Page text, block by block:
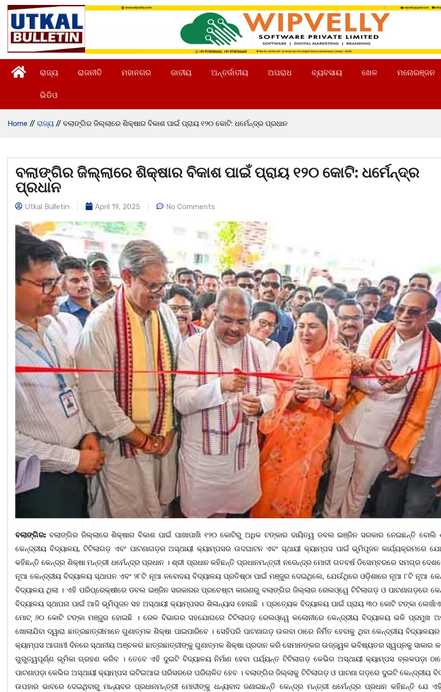
ରାଜ୍ୟ ରାଜନୀତି ମହାନଗର ଜାତୀୟ ଅନ୍ତର୍ଜାତୀୟ ଅପରାଧ ବ୍ୟବସାୟ ଖେଳ ମନୋରଞ୍ଜନ
ଭିଡିଓ
Home // ରାଜ୍ୟ // ବଲାଙ୍ଗିର ଜିଲ୍ଲାରେ ଶିକ୍ଷାର ବିକାଶ ପାଇଁ ପ୍ରାୟ ୧୨୦ କୋଟି: ଧର୍ମେନ୍ଦ୍ର ପ୍ରଧାନ
ବଲାଙ୍ଗିର ଜିଲ୍ଲାରେ ଶିକ୍ଷାର ବିକାଶ ପାଇଁ ପ୍ରାୟ ୧୨୦ କୋଟି: ଧର୍ମେନ୍ଦ୍ର
ପ୍ରଧାନ
Utkal Bulletin April 19, 2025 No Comments
ବଲାଙ୍ଗିର: ବଲାଙ୍ଗିର ଜିଲ୍ଲାରେ ଶିକ୍ଷାର ବିକାଶ ପାଇଁ ପାଖାପାଖି ୧୨୦ କୋଟିରୁ ଅଧିକ ଟଙ୍କାର ଦାୟିତ୍ୱ ଡବଲ ଇଞ୍ଜିନ ସରକାର ନେଇଛନ୍ତି ବୋଲି
କେନ୍ଦ୍ରୀୟ ବିଦ୍ୟାଳୟ, ଟିଟିଲାଗଡ଼ ଏବଂ ପାଟଣାଗଡ଼ର ଅସ୍ଥାୟୀ କ୍ୟାମ୍ପସର ଉଦଘାଟନ ଏବଂ ସ୍ଥାୟୀ କ୍ୟାମ୍ପସ ପାଇଁ ଭୂମିପୂଜନ କାର୍ଯ୍ୟକ୍ରମରେ
କହିଛନ୍ତି କେନ୍ଦ୍ର ଶିକ୍ଷା ମନ୍ତ୍ରୀ ଧର୍ମେନ୍ଦ୍ର ପ୍ରଧାନ । ଶ୍ରୀ ପ୍ରଧାନ କହିଛନ୍ତି ପ୍ରଧାନମନ୍ତ୍ରୀ ନରେନ୍ଦ୍ର ମୋଦୀ ଗତବର୍ଷ ଡିସେମ୍ବରରେ ସମଗ୍ର
ନୂଆ କେନ୍ଦ୍ରୀୟ ବିଦ୍ୟାଳୟ ସ୍ଥାପନ ଏବଂ ୨୮ଟି ନୂଆ ନବୋଦୟ ବିଦ୍ୟାଳୟ ପ୍ରତିଷ୍ଠା ପାଇଁ ମଞ୍ଜୁର ଦେଇଥିଲେ, ଯେଉଁଥିରେ ଓଡ଼ିଶାରେ ନୂଆ ୮ଟି ନୂଆ
ବିଦ୍ୟାଳୟ ଥିଲା । ଏହି ପରିପ୍ରେକ୍ଷୀରେ ଡବଲ ଇଞ୍ଜିନ ସରକାରର ପ୍ରଚେଷ୍ଟା କାରଣରୁ ବଲାଙ୍ଗିର ଜିଲ୍ଲାର ରେଲଓ୍ୱେ ଟିଟିଲାଗଡ଼ ଓ ପାଟଣାଗଡ଼ରେ
ବିଦ୍ୟାଳୟ ସ୍ଥାପନା ପାଇଁ ଆଜି ଭୂମିପୂଜନ ସହ ଅସ୍ଥାୟୀ କ୍ୟାମ୍ପସର ଶିଳାନ୍ୟାସ ହୋଇଛି । ପ୍ରତ୍ୟେକ ବିଦ୍ୟାଳୟ ପାଇଁ ପ୍ରାୟ ୩୦ କୋଟି ଟଙ୍କା ଲେଖାଁଏ
ମୋଟ୍ ୬୦ କୋଟି ଟଙ୍କା ମଞ୍ଜୁର ହୋଇଛି । ରେଳ ବିଭାଗର ସହଯୋଗରେ ଟିଟିଲାଗଡ଼ ରେଲଓ୍ୱେ କଲୋନୀରେ କେନ୍ଦ୍ରୀୟ ବିଦ୍ୟାଳୟ ଭଳି ପ୍ରମୁଖ
ଖୋଲାଯିବା ଦ୍ୱାରା ଛାତ୍ରଛାତ୍ରୀମାନେ ଗୁଣାତ୍ମକ ଶିକ୍ଷା ପାଇପାରିବେ । ସେହିପରି ପାଟଣାଗଡ଼ ଉଲବା ଠାରେ ନିର୍ମିତ ହେବାକୁ ଥିବା କେନ୍ଦ୍ରୀୟ ବିଦ୍ୟାଳୟର
କ୍ୟାମ୍ପସ ଆଗାମୀ ଦିନରେ ସ୍ଥାନୀୟ ଅଞ୍ଚଳର ଛାତ୍ରଛାତ୍ରୀଙ୍କୁ ଗୁଣାତ୍ମକ ଶିକ୍ଷା ପ୍ରଦାନ କରି ସେମାନଙ୍କର ଉଜ୍ଜ୍ୱଳ ଭବିଷ୍ୟତର ସ୍ୱପ୍ନକୁ ସାକାର
ଗୁରୁତ୍ୱପୂର୍ଣ୍ଣ ଭୂମିକା ଗ୍ରହଣ କରିବ । ତେବେ ଏହି ଦୁଇଟି ବିଦ୍ୟାଳୟ ନିର୍ମାଣ ହେବା ପର୍ଯ୍ୟନ୍ତ ଟିଟିଲାଗଡ଼ କେଭିର ଅସ୍ଥାୟୀ କ୍ୟାମ୍ପସ ବ୍ଲକପଡ଼ା
ପାଟଣାପଡ଼ା କେଭିର ଅସ୍ଥାୟୀ କ୍ୟାମ୍ପସ ଇଟିଇଆଇ ପରିସରରେ ପରିଚାଳିତ ହେବ । ବଲାଙ୍ଗିର ଜିଲ୍ଲାକୁ ଟିଟିଲାଗଡ଼ ଓ ପାଟଣା ଗଡ଼ରେ ଦୁଇଟି କେନ୍ଦ୍ରୀୟ
ଉପହାର ଭାବରେ ଦେଇଥିବାରୁ ମାନ୍ୟବର ପ୍ରଧାନମନ୍ତ୍ରୀ ମୋଦୀଙ୍କୁ ଧନ୍ୟବାଦ ଜଣାଇଛନ୍ତି କେନ୍ଦ୍ର ମନ୍ତ୍ରୀ ଧର୍ମେନ୍ଦ୍ର ପ୍ରଧାନ କହିଛନ୍ତି ଯେ